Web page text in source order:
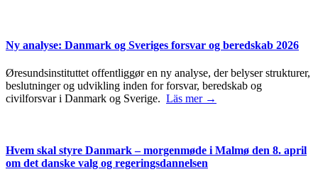
Ny analyse: Danmark og Sveriges forsvar og beredskab 2026
Øresundsinstituttet offentliggør en ny analyse, der belyser strukturer,
beslutninger og udvikling inden for forsvar, beredskab og
civilforsvar i Danmark og Sverige. Läs mer →
Hvem skal styre Danmark – morgenmøde i Malmø den 8. april
om det danske valg og regeringsdannelsen